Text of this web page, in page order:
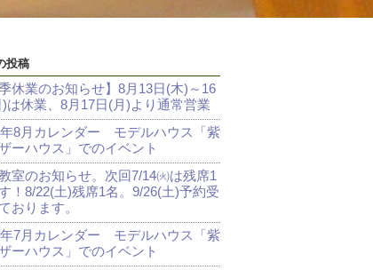
投稿
季休業のお知らせ】8月13日(木)～16
)は休業、8月17日(月)より通常営業
年8月カレンダー モデルハウス「紫
ーハウス」でのイベント
室のお知らせ。次回7/14㈫は残席1
！8/22(土)残席1名。9/26(土)予約受
おります。
年7月カレンダー モデルハウス「紫
ーハウス」でのイベント